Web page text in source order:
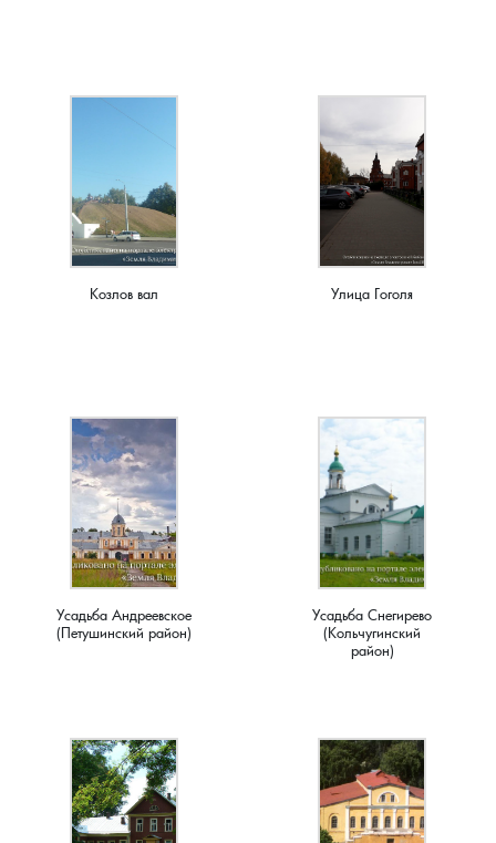
Козлов вал Улица Гоголя
Усадьба Андреевское
(Петушинский район)
Усадьба Снегирево
(Кольчугинский
район)
Симоново, деревня
Сосновка, деревня
Суслово, деревня
Сынково, деревня
Тереховицы, деревня
Тынцы, село
Усолье, село
Харламово, деревня
Чешково, деревня